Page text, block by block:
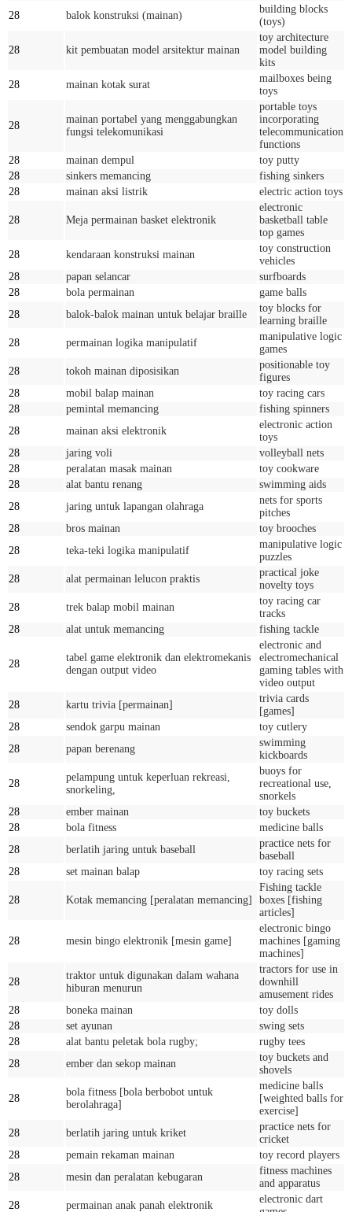
28
balok konstruksi (mainan)
building blocks
(toys)
28 kit pembuatan model arsitektur mainan
toy architecture
model building
kits
28
mainan kotak surat
mailboxes being
toys
28
mainan portabel yang menggabungkan
fungsi telekomunikasi
portable toys
incorporating
telecommunication
functions
28
mainan dempul
toy putty
28
sinkers memancing
fishing sinkers
28
mainan aksi listrik electric action toys
28 Meja permainan basket elektronik
electronic
basketball table
top games
28
kendaraan konstruksi mainan
toy construction
vehicles
28
papan selancar
surfboards
28
bola permainan
game balls
28
balok-balok mainan untuk belajar braille
toy blocks for
learning braille
28
permainan logika manipulatif
manipulative logic
games
28
tokoh mainan diposisikan
positionable toy
figures
28
mobil balap mainan
toy racing cars
28
pemintal memancing
fishing spinners
28
mainan aksi elektronik
electronic action
toys
28
jaring voli
volleyball nets
28
peralatan masak mainan
toy cookware
28
alat bantu renang
swimming aids
28
jaring untuk lapangan olahraga
nets for sports
pitches
28
bros mainan
toy brooches
28
teka-teki logika manipulatif
manipulative logic
puzzles
28
alat permainan lelucon praktis
practical joke
novelty toys
28
trek balap mobil mainan
toy racing car
tracks
28
alat untuk memancing fishing tackle
28
tabel game elektronik dan elektromekanis
dengan output video
electronic and
electromechanical
gaming tables with
video output
28
kartu trivia [permainan]
trivia cards
[games]
28
sendok garpu mainan
toy cutlery
28
papan berenang
swimming
kickboards
28
pelampung untuk keperluan rekreasi,
snorkeling,
buoys for
recreational use,
snorkels
28
ember mainan
toy buckets
28
bola fitness
medicine balls
28
berlatih jaring untuk baseball
practice nets for
baseball
28
set mainan balap toy racing sets
28 Kotak memancing [peralatan memancing]
Fishing tackle
boxes [fishing
articles]
28 mesin bingo elektronik [mesin game]
electronic bingo
machines [gaming
machines]
28
traktor untuk digunakan dalam wahana
hiburan menurun
tractors for use in
downhill
amusement rides
28
boneka mainan
toy dolls
28
set ayunan
swing sets
28
alat bantu peletak bola rugby;
rugby tees
28
ember dan sekop mainan
toy buckets and
shovels
28
bola fitness [bola berbobot untuk
berolahraga]
medicine balls
[weighted balls for
exercise]
28
berlatih jaring untuk kriket
practice nets for
cricket
28
pemain rekaman mainan
toy record players
28
mesin dan peralatan kebugaran
fitness machines
and apparatus
28
permainan anak panah elektronik
electronic dart